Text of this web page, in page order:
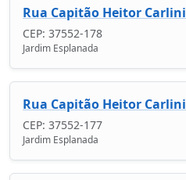
Rua Capitão Heitor Carlini
CEP: 37552-178
Jardim Esplanada
Rua Capitão Heitor Carlini
CEP: 37552-177
Jardim Esplanada